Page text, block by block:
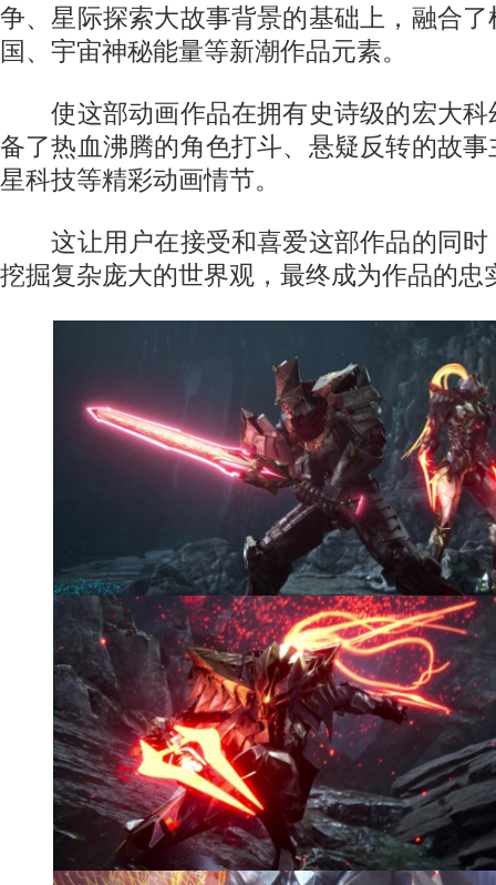
争、星际探索大故事背景的基础上，融合
国、宇宙神秘能量等新潮作品元素。
使这部动画作品在拥有史诗级的宏大科
备了热血沸腾的角色打斗、悬疑反转的故
星科技等精彩动画情节。
这让用户在接受和喜爱这部作品的同时
挖掘复杂庞大的世界观，最终成为作品的忠